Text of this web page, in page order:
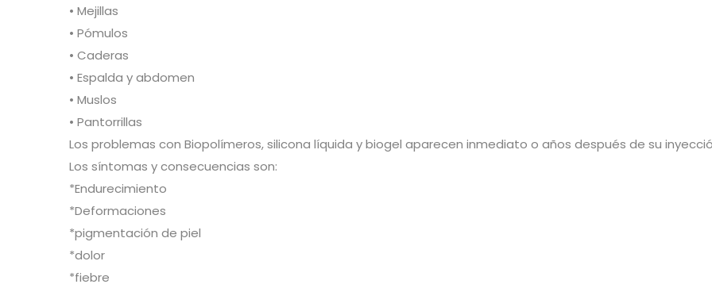
• Mejillas
• Pómulos
• Caderas
• Espalda y abdomen
• Muslos
• Pantorrillas
Los problemas con Biopolímeros, silicona líquida y biogel aparecen inmediato o años después de su
Los síntomas y consecuencias son:
*Endurecimiento
*Deformaciones
*pigmentación de piel
*dolor
*fiebre